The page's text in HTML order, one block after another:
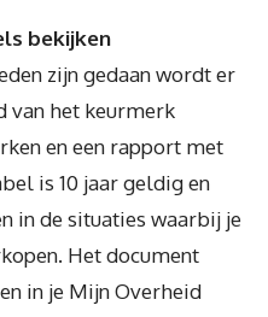
bekijken
zijn gedaan wordt er
van het keurmerk
en een rapport met
is 10 jaar geldig en
in de situaties waarbij je
Het document
in je Mijn Overheid